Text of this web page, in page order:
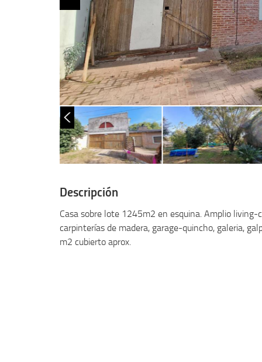
Warning : Use of undefined constant php - assumed 'php'
larrosa.com.ar/htdocs/wp-content/themes/larrosa2015/
Descripción
Casa sobre lote 1245m2 en esquina. Amplio
carpinterías de madera, garage-quincho, galeria,
m2 cubierto aprox.